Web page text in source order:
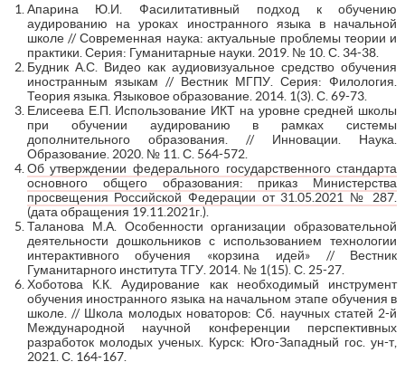
Апарина Ю.И. Фасилитативный подход к обучению
аудированию на уроках иностранного языка в начальной
школе // Современная наука: актуальные проблемы теории и
практики. Серия: Гуманитарные науки. 2019. № 10. С. 34-38.
Будник А.С. Видео как аудиовизуальное средство обучения
иностранным языкам // Вестник МГПУ. Серия: Филология.
Теория языка. Языковое образование. 2014. 1(3). С. 69-73.
Елисеева Е.П. Использование ИКТ на уровне средней школы
при обучении аудированию в рамках системы
дополнительного образования. // Инновации. Наука.
Образование. 2020. № 11. С. 564-572.
Об утверждении федерального государственного стандарта
основного общего образования: приказ Министерства
просвещения Российской Федерации от 31.05.2021 № 287.
(дата обращения 19.11.2021г.).
Таланова М.А. Особенности организации образовательной
деятельности дошкольников с использованием технологии
интерактивного обучения «корзина идей» // Вестник
Гуманитарного института ТГУ. 2014. № 1(15). С. 25-27.
Хоботова К.К. Аудирование как необходимый инструмент
обучения иностранного языка на начальном этапе обучения в
школе. // Школа молодых новаторов: Сб. научных статей 2-й
Международной научной конференции перспективных
разработок молодых ученых. Курск: Юго-Западный гос. ун-т,
2021. С. 164-167.